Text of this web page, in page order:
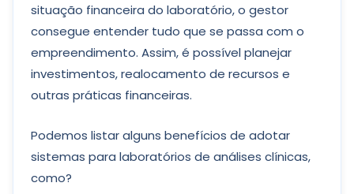
situação financeira do laboratório, o gestor
consegue entender tudo que se passa com o
empreendimento. Assim, é possível planejar
investimentos, realocamento de recursos e
outras práticas financeiras.
Podemos listar alguns benefícios de adotar
sistemas para laboratórios de análises clínicas,
como?